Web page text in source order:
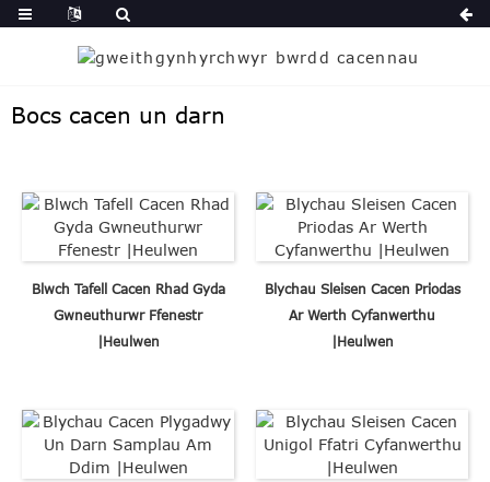
Bocs cacen un darn
Blwch Tafell Cacen Rhad Gyda
Gwneuthurwr Ffenestr
|Heulwen
Blychau Sleisen Cacen Priodas
Ar Werth Cyfanwerthu
|Heulwen